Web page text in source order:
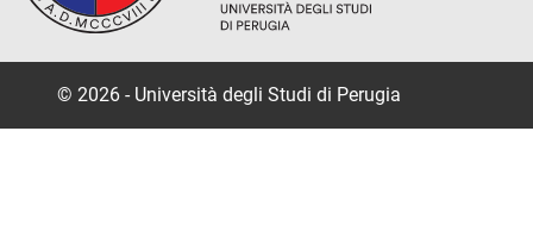
© 2026 - Università degli Studi di Perugia